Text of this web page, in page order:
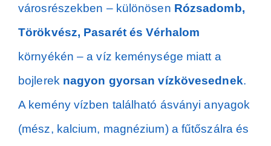
városrészekben – különösen Rózsadomb,
Törökvész, Pasarét és Vérhalom
környékén – a víz keménysége miatt a
bojlerek nagyon gyorsan vízkövesednek.
A kemény vízben található ásványi anyagok
(mész, kalcium, magnézium) a fűtőszálra és